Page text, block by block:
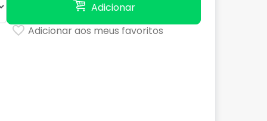
Adicionar
Adicionar aos meus favoritos